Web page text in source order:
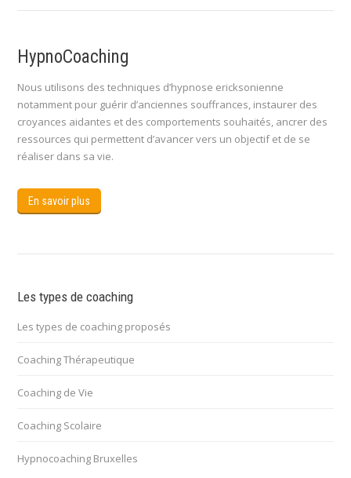
HypnoCoaching
Nous utilisons des techniques d’hypnose ericksonienne
notamment pour guérir d’anciennes souffrances, instaurer des
croyances aidantes et des comportements souhaités, ancrer des
ressources qui permettent d’avancer vers un objectif et de se
réaliser dans sa vie.
En savoir plus
Les types de coaching
Les types de coaching proposés
Coaching Thérapeutique
Coaching de Vie
Coaching Scolaire
Hypnocoaching Bruxelles